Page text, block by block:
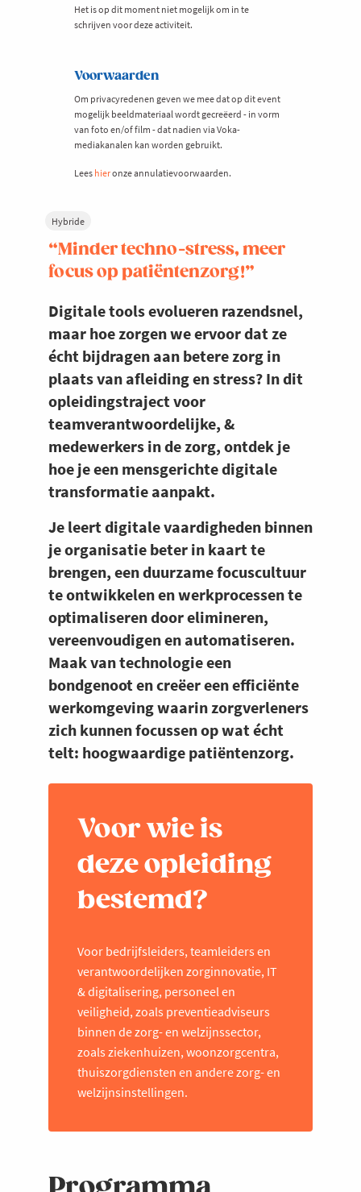
Hybride
“Minder techno-stress, meer
focus op patiëntenzorg!”
Digitale tools evolueren razendsnel,
maar hoe zorgen we ervoor dat ze
écht bijdragen aan betere zorg in
plaats van afleiding en stress? In dit
opleidingstraject voor
teamverantwoordelijke, &
medewerkers in de zorg, ontdek je
hoe je een mensgerichte digitale
transformatie aanpakt.
Je leert digitale vaardigheden binnen
je organisatie beter in kaart te
brengen, een duurzame focuscultuur
te ontwikkelen en werkprocessen te
optimaliseren door elimineren,
vereenvoudigen en automatiseren.
Maak van technologie een
bondgenoot en creëer een efficiënte
werkomgeving waarin zorgverleners
zich kunnen focussen op wat écht
telt: hoogwaardige patiëntenzorg.
Voor wie is
deze opleiding
bestemd?
Voor bedrijfsleiders, teamleiders en
verantwoordelijken zorginnovatie, IT
& digitalisering, personeel en
veiligheid, zoals preventieadviseurs
binnen de zorg- en welzijnssector,
zoals ziekenhuizen, woonzorgcentra,
thuiszorgdiensten en andere zorg- en
welzijnsinstellingen.
Het is op dit moment niet mogelijk om in te
schrijven voor deze activiteit.
Voorwaarden
Om privacyredenen geven we mee dat op dit event
mogelijk beeldmateriaal wordt gecreëerd - in vorm
van foto en/of film - dat nadien via Voka-
mediakanalen kan worden gebruikt.
Lees hieronze annulatievoorwaarden.